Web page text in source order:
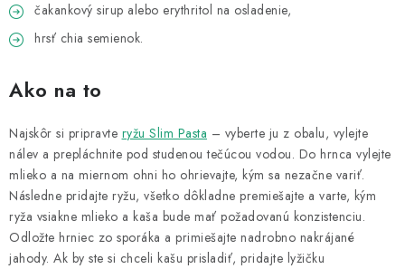
čakankový sirup alebo erythritol na osladenie,
hrsť chia semienok.
Ako na to
Najskôr si pripravte ryžu Slim Pasta – vyberte ju z obalu, vylejte
nálev a prepláchnite pod studenou tečúcou vodou. Do hrnca vylejte
mlieko a na miernom ohni ho ohrievajte, kým sa nezačne variť.
Následne pridajte ryžu, všetko dôkladne premiešajte a varte, kým
ryža vsiakne mlieko a kaša bude mať požadovanú konzistenciu.
Odložte hrniec zo sporáka a primiešajte nadrobno nakrájané
jahody. Ak by ste si chceli kašu prisladiť, pridajte lyžičku